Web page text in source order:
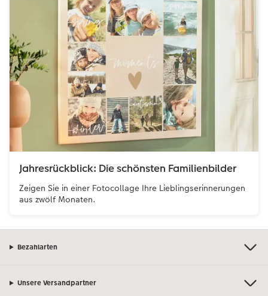
Jahresrückblick: Die schönsten Familienbilder
Zeigen Sie in einer Fotocollage Ihre Lieblingserinnerungen
aus zwölf Monaten.
Bezahlarten
Unsere Versandpartner